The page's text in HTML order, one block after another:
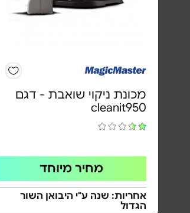
מכונת ניקוי שואבת - דגם
cleanit950
מחיר מיוחד
אחריות: שנה ע"י היבואן השור
הגדול